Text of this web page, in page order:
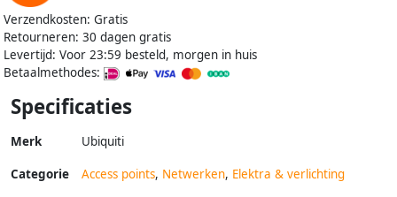
Verzendkosten: Gratis
Retourneren: 30 dagen gratis
Levertijd: Voor 23:59 besteld, morgen in huis
Betaalmethodes:
Specificaties
Merk Ubiquiti
Categorie Access points, Netwerken, Elektra & verlichting